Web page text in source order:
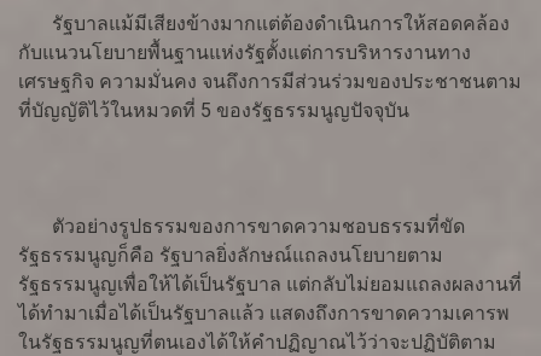
รัฐบาลแม้มีเสียงข้างมากแต่ต้องดำเนินการให้สอดคล้อง
กับแนวนโยบายพื้นฐานแห่งรัฐตั้งแต่การบริหารงานทาง
เศรษฐกิจ ความมั่นคง จนถึงการมีส่วนร่วมของประชาชนตาม
ที่บัญญัติไว้ในหมวดที่ 5 ของรัฐธรรมนูญปัจจุบัน
ตัวอย่างรูปธรรมของการขาดความชอบธรรมที่ขัด
รัฐธรรมนูญก็คือ รัฐบาลยิ่งลักษณ์แถลงนโยบายตาม
รัฐธรรมนูญเพื่อให้ได้เป็นรัฐบาล แต่กลับไม่ยอมแถลงผลงานที่
ได้ทำมาเมื่อได้เป็นรัฐบาลแล้ว แสดงถึงการขาดความเคารพ
ในรัฐธรรมนูญที่ตนเองได้ให้คำปฏิญาณไว้ว่าจะปฏิบัติตาม